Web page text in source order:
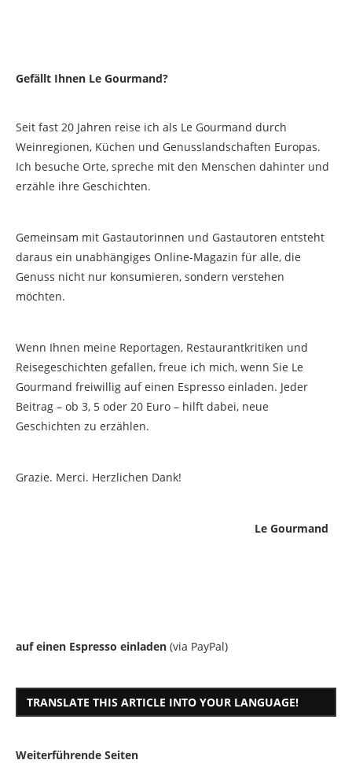
Gefällt Ihnen Le Gourmand?
Seit fast 20 Jahren reise ich als Le Gourmand durch
Weinregionen, Küchen und Genusslandschaften Europas.
Ich besuche Orte, spreche mit den Menschen dahinter und
erzähle ihre Geschichten.
Gemeinsam mit Gastautorinnen und Gastautoren entsteht
daraus ein unabhängiges Online-Magazin für alle, die
Genuss nicht nur konsumieren, sondern verstehen
möchten.
Wenn Ihnen meine Reportagen, Restaurantkritiken und
Reisegeschichten gefallen, freue ich mich, wenn Sie Le
Gourmand freiwillig auf einen Espresso einladen. Jeder
Beitrag – ob 3, 5 oder 20 Euro – hilft dabei, neue
Geschichten zu erzählen.
Grazie. Merci. Herzlichen Dank!
Le Gourmand
auf einen Espresso einladen (via PayPal)
TRANSLATE THIS ARTICLE INTO YOUR LANGUAGE!
Weiterführende Seiten